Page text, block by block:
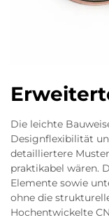
Die leichte
Designflexibilität
detailliertere
praktikabel wären.
Elemente sowie
ohne die
Hochentwickelte